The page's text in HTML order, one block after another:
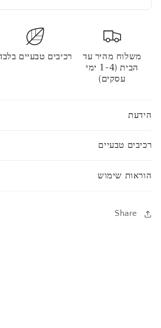
משלוח מהיר עד
הבית (1-4 ימי
עסקים)
רכיבים טבעיים בלבד
הידעת
רכיבים טבעיים
הוראות שימוש
Share